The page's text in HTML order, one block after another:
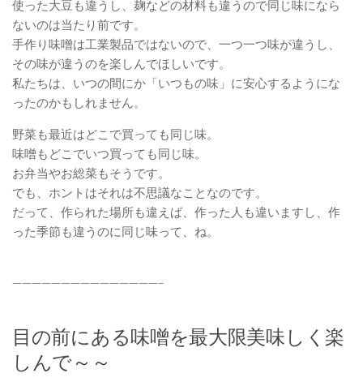
使った大豆も違うし、麹などの材料も違うので同じ味になら
ないのは当たり前です。
手作り味噌は工業製品ではないので、一つ一つ味が違うし、
その味が違うのを楽しんでほしいです。
私たちは、いつの間にか「いつもの味」に安心するようにな
ったのかもしれません。
野菜も最近はどこで買っても同じ味。
味噌もどこでいつ買っても同じ味。
お弁当やお総菜もそうです。
でも、ホントはそれは不思議なことなのです。
だって、作られた場所も違えば、作った人も違いますし、作
った季節も違うのに同じ味って、ね。
———————————————–
目の前にある味噌を最大限美味しく楽
しんで～～